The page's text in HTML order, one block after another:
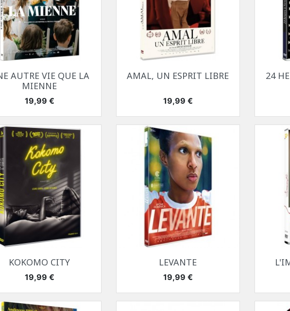
Aperçu rapide
AUTRE VIE QUE LA
MIENNE
Prix
19,99 €
Aperçu rapide
AMAL, UN ESPRIT LIBRE
Prix
19,99 €
24
Aperçu rapide
KOKOMO CITY
Prix
19,99 €
Aperçu rapide
LEVANTE
Prix
19,99 €